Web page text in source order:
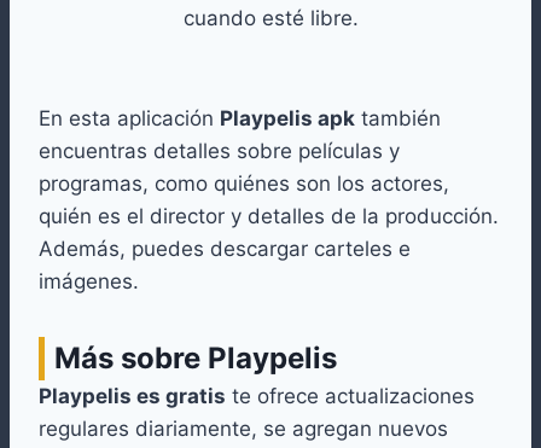
cuando esté libre.
En esta aplicación Playpelis apk también
encuentras detalles sobre películas y
programas, como quiénes son los actores,
quién es el director y detalles de la producción.
Además, puedes descargar carteles e
imágenes.
Más sobre Playpelis
Playpelis es gratis te ofrece actualizaciones
regulares diariamente, se agregan nuevos